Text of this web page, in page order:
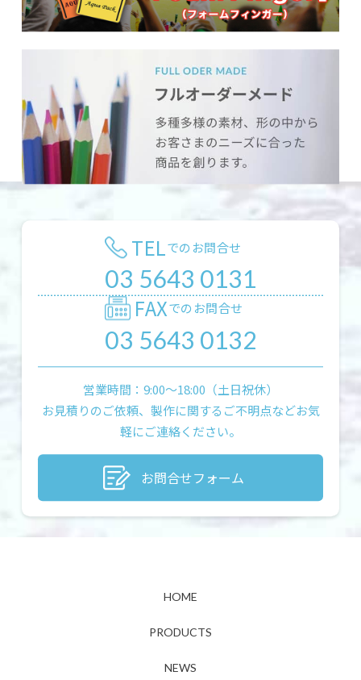
TELでのお問合せ
03 5643 0131
FAXでのお問合せ
03 5643 0132
営業時間：9:00〜18:00（土日祝休）
お見積りのご依頼、製作に関するご不明点などお気
軽にご連絡ください。
お問合せフォーム
HOME
PRODUCTS
NEWS